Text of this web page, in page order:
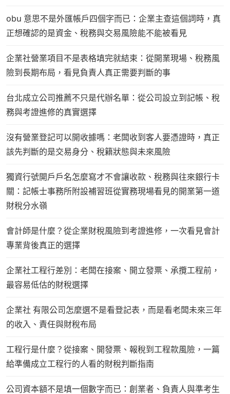
obu 意思不是外匯帳戶四個字而已：企業主查這個詞時，真
正想確認的是資金、稅務與交易風險能不能被看見
企業社營業項目不是表格填完就結束：從開業現場、稅務風
險到長期布局，看見負責人真正需要判斷的事
台北成立公司推薦不只是代辦名單：從公司設立到記帳、稅
務與考證進修的真實選擇
沒有營業登記可以開收據嗎：老闆收到客人要憑證時，真正
該先判斷的是交易身分、稅籍狀態與未來風險
獨資行號開戶戶名怎麼寫才不會讓收款、稅務與往來銀行卡
關：記帳士事務所附設補習班從實務現場看見的開業第一道
財稅分水嶺
會計師是什麼？從企業財稅風險到考證進修，一次看見會計
專業背後真正的選擇
企業社工程行差別：老闆在接案、開立發票、承攬工程前，
最容易低估的財稅選擇
企業社 有限公司怎麼選不是看登記表，而是看老闆未來三年
的收入、責任與財稅布局
工程行是什麼？從接案、開發票、報稅到工程款風險，一篇
給準備成立工程行的人看的財稅判斷指南
公司資本額不是填一個數字而已：創業者、負責人與準考生